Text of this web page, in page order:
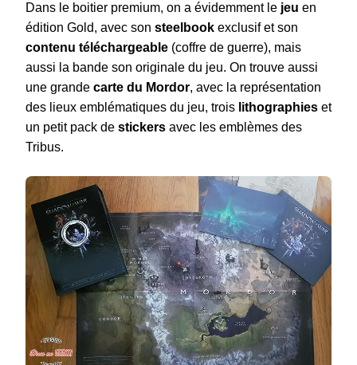
Dans le boitier premium, on a évidemment le jeu en
édition Gold, avec son steelbook exclusif et son
contenu téléchargeable (coffre de guerre), mais
aussi la bande son originale du jeu. On trouve aussi
une grande carte du Mordor, avec la représentation
des lieux emblématiques du jeu, trois lithographies et
un petit pack de stickers avec les emblèmes des
Tribus.